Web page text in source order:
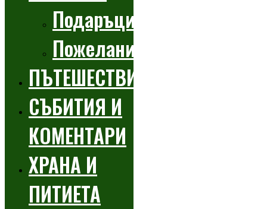
Подаръци
Пожелания
ПЪТЕШЕСТВИЯ
СЪБИТИЯ И
КОМЕНТАРИ
ХРАНА И
ПИТИЕТА